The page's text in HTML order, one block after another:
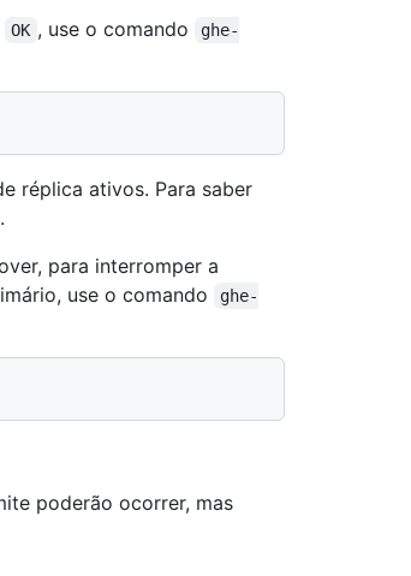
OK , use o comando
ghe-
réplica ativos. Para saber
.
para interromper a
use o comando
ghe-
poderão ocorrer, mas